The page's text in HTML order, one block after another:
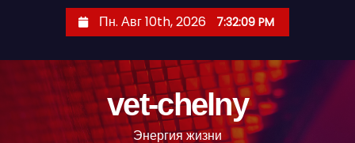
Пн. Авг 10th, 2026 7:32:10 PM
vet-chelny
Энергия жизни